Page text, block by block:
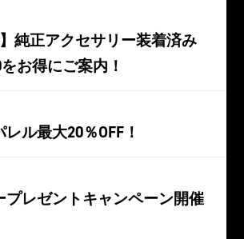
】純正アクセサリー装着済み
お得にご案内！
ル最大20％OFF！
プレゼントキャンペーン開催